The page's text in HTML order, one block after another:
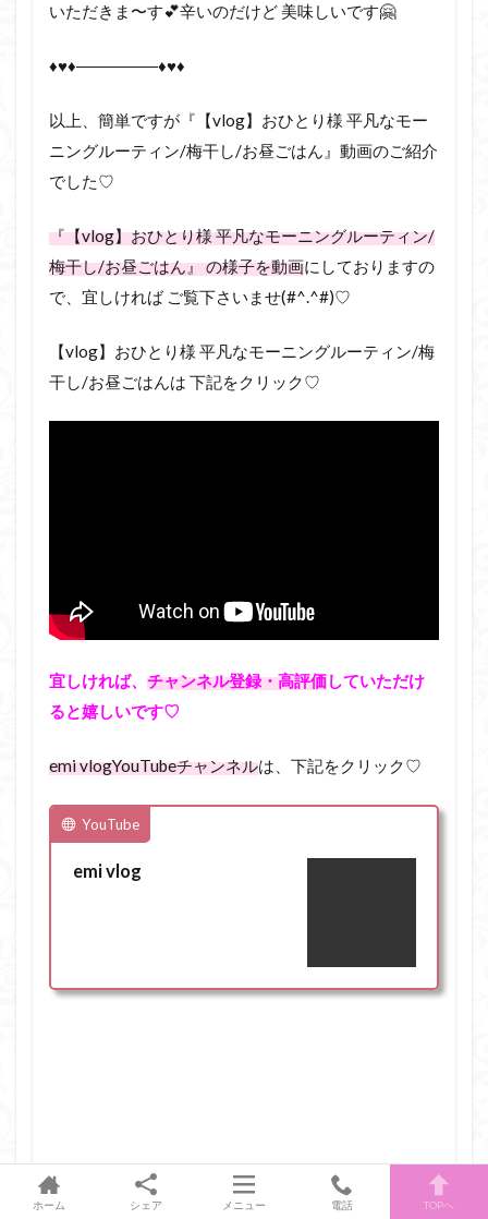
いただきま〜す💕辛いのだけど 美味しいです🤗
♦♥♦―――――♦♥♦
以上、簡単ですが『【vlog】おひとり様 平凡なモー
ニングルーティン/梅干し/お昼ごはん』動画のご紹介
でした♡
『【vlog】おひとり様 平凡なモーニングルーティン/
梅干し/お昼ごはん』 の様子を動画にしておりますの
で、宜しければ ご覧下さいませ(#^.^#)♡
【vlog】おひとり様 平凡なモーニングルーティン/梅
干し/お昼ごはんは 下記をクリック♡
宜しければ、 チャンネル登録・高評価していただけ
ると嬉しいです♡
emi vlogYouTubeチャンネルは、下記をクリック♡
YouTube
emi vlog
ホーム シェア メニュー 電話 TOPへ